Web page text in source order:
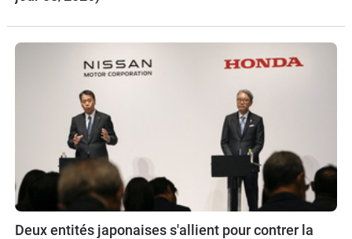
Deux entités japonaises s'allient pour contrer la